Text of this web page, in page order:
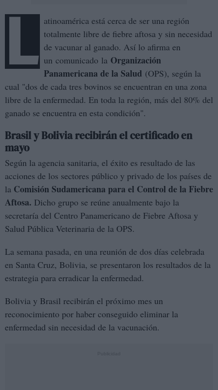
L atinoamérica está cerca de ser una región
totalmente libre de fiebre aftosa y sin necesidad
de vacunar al ganado. Así lo afirma en
un comunicado la Organización
Panamericana de la Salud (OPS), según la
cual "dos de cada tres bovinos se encuentran en una zona
libre de la enfermedad. En toda la región, más del 80% del
ganado se encuentra en esta condición".
Brasil y Bolivia recibirán el certificado en
mayo
Según la agencia sanitaria, el éxito es resultado de las
acciones de los sectores público y privado de los países de
la Comisión Sudamericana para el Control de la Fiebre
Aftosa. Dicho grupo se reúne anualmente bajo la
secretaría del Centro Panamericano de Fiebre Aftosa y
Salud Pública Veterinaria de la OPS.
La semana pasada, en una reunión de dos días celebrada
en Santa Cruz, Bolivia, se presentaron los resultados de la
estrategia para erradicar la enfermedad.
Bolivia y Brasil recibirán el próximo mes un
reconocimiento por haber conseguido eliminar la
enfermedad sin necesidad de la vacunación.